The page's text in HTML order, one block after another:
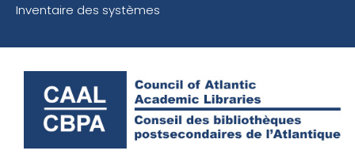
Inventaire des systèmes